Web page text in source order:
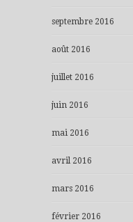
septembre 2016
août 2016
juillet 2016
juin 2016
mai 2016
avril 2016
mars 2016
février 2016